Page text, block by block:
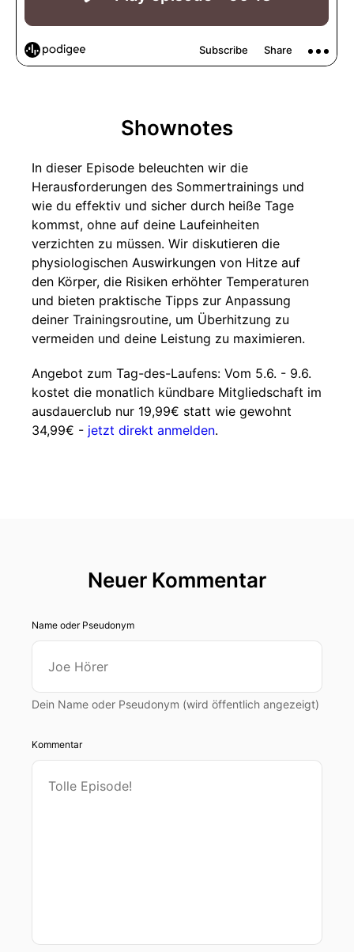
Shownotes
In dieser Episode beleuchten wir die
Herausforderungen des Sommertrainings und
wie du effektiv und sicher durch heiße Tage
kommst, ohne auf deine Laufeinheiten
verzichten zu müssen. Wir diskutieren die
physiologischen Auswirkungen von Hitze auf
den Körper, die Risiken erhöhter Temperaturen
und bieten praktische Tipps zur Anpassung
deiner Trainingsroutine, um Überhitzung zu
vermeiden und deine Leistung zu maximieren.
Angebot zum Tag-des-Laufens: Vom 5.6. - 9.6.
kostet die monatlich kündbare Mitgliedschaft im
ausdauerclub nur 19,99€ statt wie gewohnt
34,99€ - jetzt direkt anmelden.
Neuer Kommentar
Name oder Pseudonym
Dein Name oder Pseudonym (wird öffentlich angezeigt)
Kommentar